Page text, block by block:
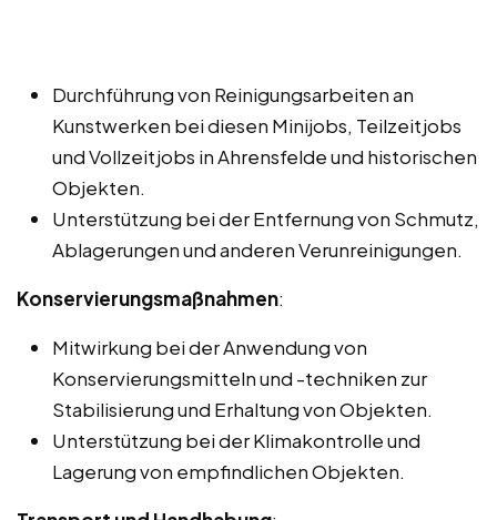
Durchführung von Reinigungsarbeiten an
Kunstwerken bei diesen Minijobs, Teilzeitjobs
und Vollzeitjobs in Ahrensfelde und historischen
Objekten.
Unterstützung bei der Entfernung von Schmutz,
Ablagerungen und anderen Verunreinigungen.
Konservierungsmaßnahmen:
Mitwirkung bei der Anwendung von
Konservierungsmitteln und -techniken zur
Stabilisierung und Erhaltung von Objekten.
Unterstützung bei der Klimakontrolle und
Lagerung von empfindlichen Objekten.